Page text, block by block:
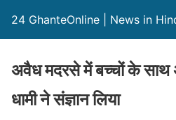
24 GhanteOnline | News in
अवैध मदरसे में बच्चों के साथ
धामी ने संज्ञान लिया